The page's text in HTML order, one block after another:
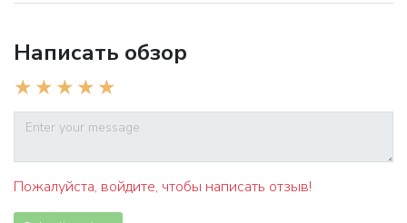
Написать обзор
Пожалуйста, войдите, чтобы написать отзыв!